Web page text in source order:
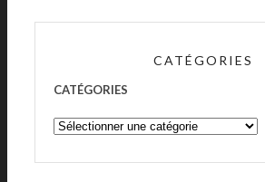
CATÉGORIES
CATÉGORIES